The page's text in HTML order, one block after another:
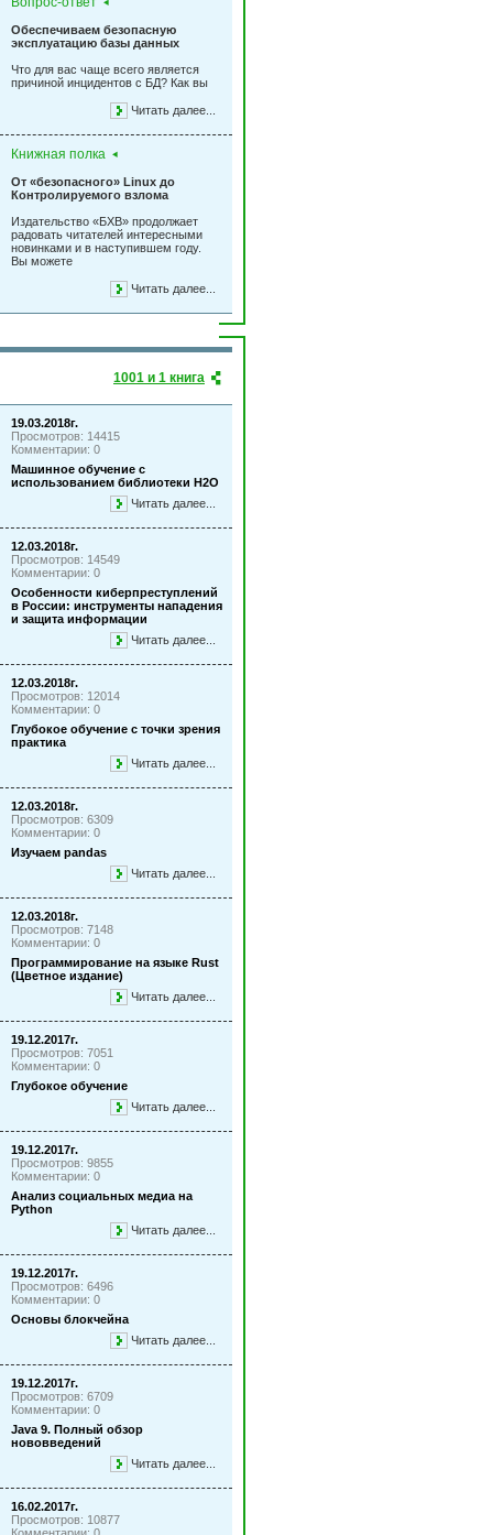
Обеспечиваем безопасную
эксплуатацию базы данных
Что для вас чаще всего является
причиной инцидентов с БД? Как вы
Читать далее...
Книжная полка
От «безопасного» Linux до
Контролируемого взлома
Издательство «БХВ» продолжает
радовать читателей интересными
новинками и в наступившем году.
Вы можете
Читать далее...
1001 и 1 книга
19.03.2018г.
Просмотров: 14415
Комментарии: 0
Машинное обучение с
использованием библиотеки Н2О
Читать далее...
12.03.2018г.
Просмотров: 14549
Комментарии: 0
Особенности киберпреступлений
в России: инструменты нападения
и защита информации
Читать далее...
12.03.2018г.
Просмотров: 12014
Комментарии: 0
Глубокое обучение с точки зрения
практика
Читать далее...
12.03.2018г.
Просмотров: 6309
Комментарии: 0
Изучаем pandas
Читать далее...
12.03.2018г.
Просмотров: 7148
Комментарии: 0
Программирование на языке Rust
(Цветное издание)
Читать далее...
19.12.2017г.
Просмотров: 7051
Комментарии: 0
Глубокое обучение
Читать далее...
19.12.2017г.
Просмотров: 9855
Комментарии: 0
Анализ социальных медиа на
Python
Читать далее...
19.12.2017г.
Просмотров: 6496
Комментарии: 0
Основы блокчейна
Читать далее...
19.12.2017г.
Просмотров: 6709
Комментарии: 0
Java 9. Полный обзор
нововведений
Читать далее...
16.02.2017г.
Просмотров: 10877